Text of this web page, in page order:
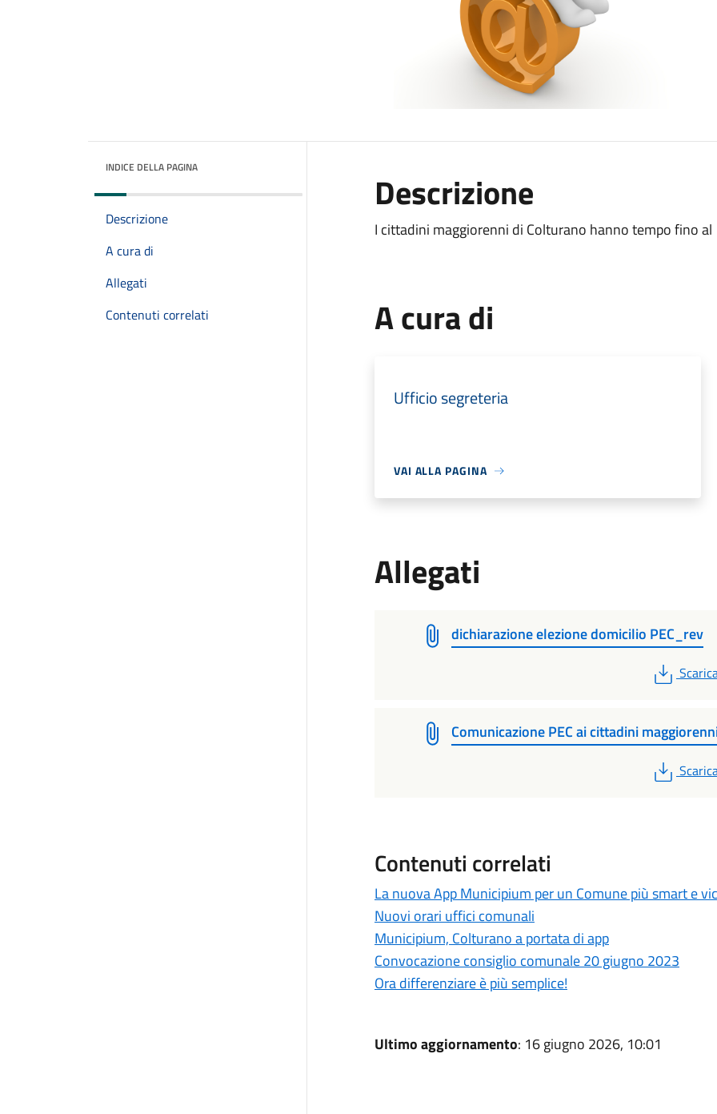
INDICE DELLA PAGINA
Descrizione
A cura di
Allegati
Contenuti correlati
Descrizione
I cittadini maggiorenni di Colturano hanno tempo fino
A cura di
Ufficio segreteria
VAI ALLA PAGINA
Allegati
dichiarazione elezione domicilio PEC_rev
PDF
Comunicazione PEC ai cittadini
PDF
Contenuti correlati
La nuova App Municipium per un Comune più smart e
Nuovi orari uffici comunali
Municipium, Colturano a portata di app
Convocazione consiglio comunale 20 giugno 2023
Ora differenziare è più semplice!
Ultimo aggiornamento: 16 giugno 2026, 10:01